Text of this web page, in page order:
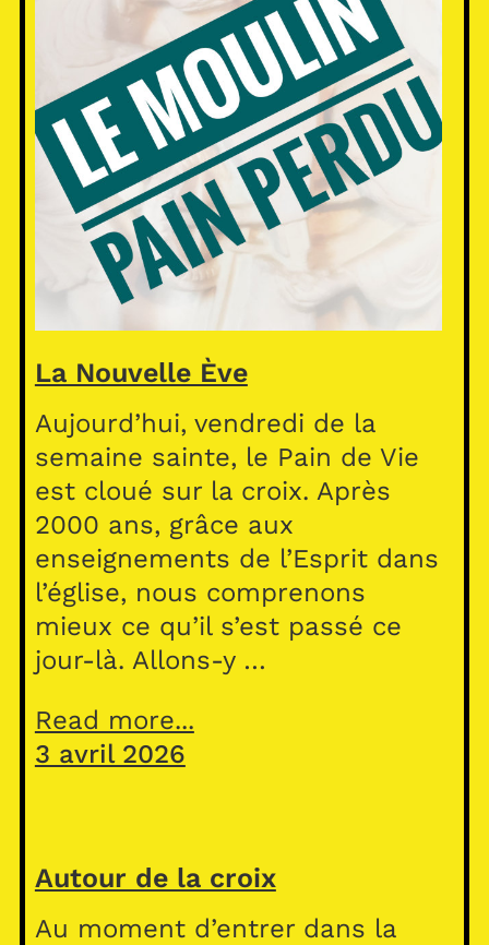
La Nouvelle Ève
Aujourd’hui, vendredi de la
semaine sainte, le Pain de Vie
est cloué sur la croix. Après
2000 ans, grâce aux
enseignements de l’Esprit dans
l’église, nous comprenons
mieux ce qu’il s’est passé ce
jour-là. Allons-y …
Read more...
3 avril 2026
Autour de la croix
Au moment d’entrer dans la